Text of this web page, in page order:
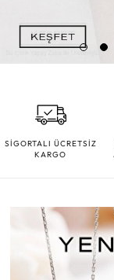
SİGORTALI ÜCRETSİZ
KARGO